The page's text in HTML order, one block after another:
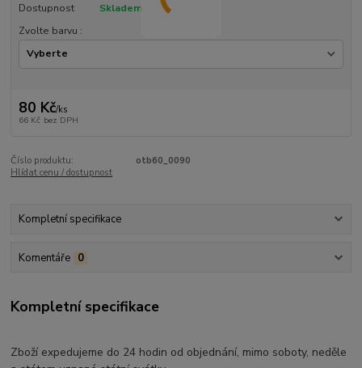
Dostupnost
Skladem
Zvolte barvu :
80 Kč/ks
66 Kč bez DPH
Číslo produktu:
otb60_0090
Hlídat cenu / dostupnost
Kompletní specifikace
Komentáře 0
Kompletní specifikace
Zboží expedujeme do 24 hodin od objednání, mimo soboty, neděle